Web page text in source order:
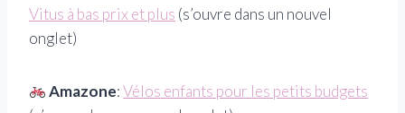
Vitus à bas prix et plus (s’ouvre dans un nouvel
onglet)
Amazone:Vélos enfants pour les petits budgets